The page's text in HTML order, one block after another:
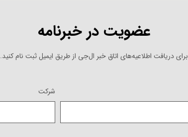
عضویت در خبرنامه
برای دریافت اطلاعیه‌های اتاق خبر ال‌جی از طریق ایمیل ثبت نام کنید.
شرکت